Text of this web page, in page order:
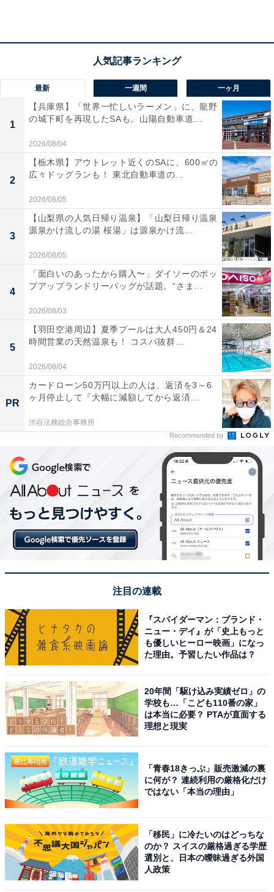
料金
大人1名：8000円
※料金は公式Webサイト参考価格 ※プラン・部屋により
価格は変動します
チェックイン・チェックアウト
チェックイン：15:00から
チェックアウト：11:00まで
※プランにより時間が異なる可能性があります
あわせて読みたい
【宮城県の人気ホテル】「鳴子温泉 湯元 吉
祥」は鳴子温泉郷の豊かな湯を、歴史ある湯
「ホテルニュー水戸屋」は16趣の湯巡りが楽しめ
る宿
ホテルニュー水戸屋（画像：「ホテルニュー水戸屋」公式Webサイトよ
り）
「ホテルニュー水戸屋」は、3つの大浴場と16趣の異な
る湯舟で湯巡りを満喫できる温泉宿です。名湯・秋保温
泉を堪能できる「月宮殿」では、多彩な露天風呂や陶器
風呂、桧樽風呂などが楽しめます。食事は旬の厳選素材
最新 一週間 一ヶ月
1
【兵庫県】「世界一忙しいラーメン」に、龍野
の城下町を再現したSAも。山陽自動車道...
2026/08/04
2
【栃木県】アウトレット近くのSAに、600㎡の
広々ドッグランも！ 東北自動車道の...
2026/08/05
3
【山梨県の人気日帰り温泉】「山梨日帰り温泉
源泉かけ流しの湯 桜湯」は源泉かけ流...
2026/08/05
4
「面白いのあったから購入〜」ダイソーのポッ
プアップランドリーバッグが話題。“さま...
2026/08/03
5
【羽田空港周辺】夏季プールは大人450円＆24
時間営業の天然温泉も！ コスパ抜群...
2026/08/04
PR
カードローン50万円以上の人は、返済を3～6
ヶ月停止して『大幅に減額してから返済...
渋谷法務総合事務所
Recommended by
注目の連載
『スパイダーマン：ブランド・
ニュー・デイ』が「史上もっと
も優しいヒーロー映画」になっ
た理由。予習したい作品は？
20年間「駆け込み実績ゼロ」の
学校も…「こども110番の家」
は本当に必要？ PTAが直面する
理想と現実
「青春18きっぷ」販売激減の裏
に何が？ 連続利用の厳格化だけ
ではない「本当の理由」
「移民」に冷たいのはどっちな
のか？ スイスの厳格過ぎる学歴
選別と、日本の曖昧過ぎる外国
人政策